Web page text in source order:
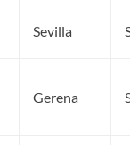
Sevilla
Gerena